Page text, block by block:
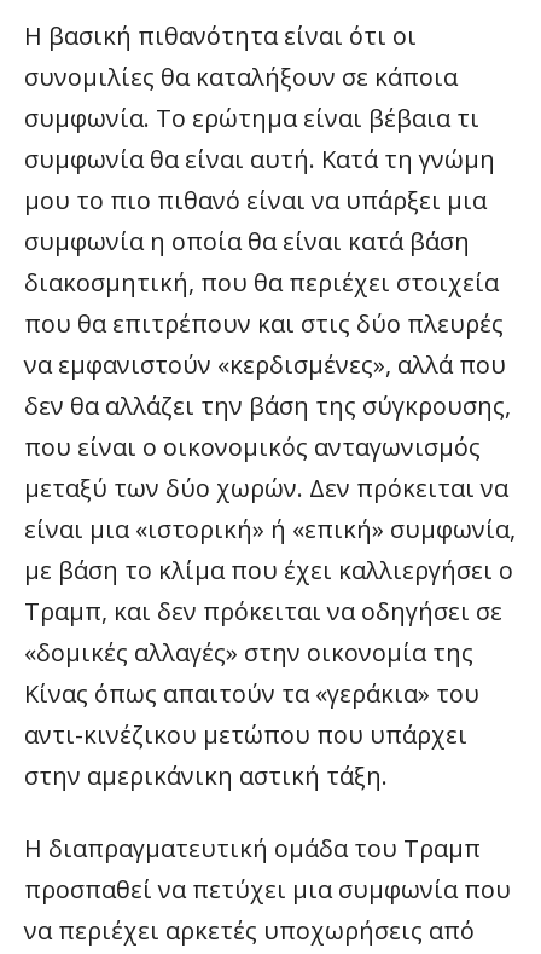
Η βασική πιθανότητα είναι ότι οι
συνομιλίες θα καταλήξουν σε κάποια
συμφωνία. Το ερώτημα είναι βέβαια τι
συμφωνία θα είναι αυτή. Κατά τη γνώμη
μου το πιο πιθανό είναι να υπάρξει μια
συμφωνία η οποία θα είναι κατά βάση
διακοσμητική, που θα περιέχει στοιχεία
που θα επιτρέπουν και στις δύο πλευρές
να εμφανιστούν «κερδισμένες», αλλά που
δεν θα αλλάζει την βάση της σύγκρουσης,
που είναι ο οικονομικός ανταγωνισμός
μεταξύ των δύο χωρών. Δεν πρόκειται να
είναι μια «ιστορική» ή «επική» συμφωνία,
με βάση το κλίμα που έχει καλλιεργήσει ο
Τραμπ, και δεν πρόκειται να οδηγήσει σε
«δομικές αλλαγές» στην οικονομία της
Κίνας όπως απαιτούν τα «γεράκια» του
αντι-κινέζικου μετώπου που υπάρχει
στην αμερικάνικη αστική τάξη.
Η διαπραγματευτική ομάδα του Τραμπ
προσπαθεί να πετύχει μια συμφωνία που
να περιέχει αρκετές υποχωρήσεις από